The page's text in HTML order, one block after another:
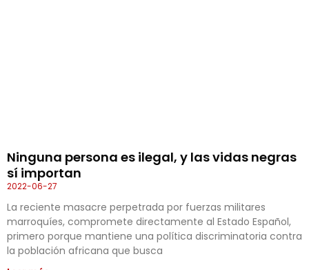
Ninguna persona es ilegal, y las vidas negras
sí importan
2022-06-27
La reciente masacre perpetrada por fuerzas militares
marroquíes, compromete directamente al Estado Español,
primero porque mantiene una política discriminatoria contra
la población africana que busca